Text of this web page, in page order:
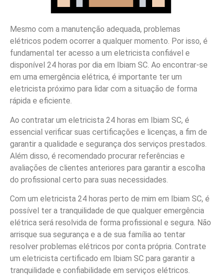
Mesmo com a manutenção adequada, problemas
elétricos podem ocorrer a qualquer momento. Por isso, é
fundamental ter acesso a um eletricista confiável e
disponível 24 horas por dia em Ibiam SC. Ao encontrar-se
em uma emergência elétrica, é importante ter um
eletricista próximo para lidar com a situação de forma
rápida e eficiente.
Ao contratar um eletricista 24 horas em Ibiam SC, é
essencial verificar suas certificações e licenças, a fim de
garantir a qualidade e segurança dos serviços prestados.
Além disso, é recomendado procurar referências e
avaliações de clientes anteriores para garantir a escolha
do profissional certo para suas necessidades.
Com um eletricista 24 horas perto de mim em Ibiam SC, é
possível ter a tranquilidade de que qualquer emergência
elétrica será resolvida de forma profissional e segura. Não
arrisque sua segurança e a de sua família ao tentar
resolver problemas elétricos por conta própria. Contrate
um eletricista certificado em Ibiam SC para garantir a
tranquilidade e confiabilidade em serviços elétricos.